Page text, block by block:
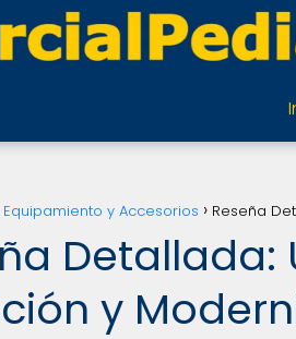
Equipamiento y Accesorios Reseña
y